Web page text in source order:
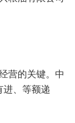
营的关键。中
进、等额递